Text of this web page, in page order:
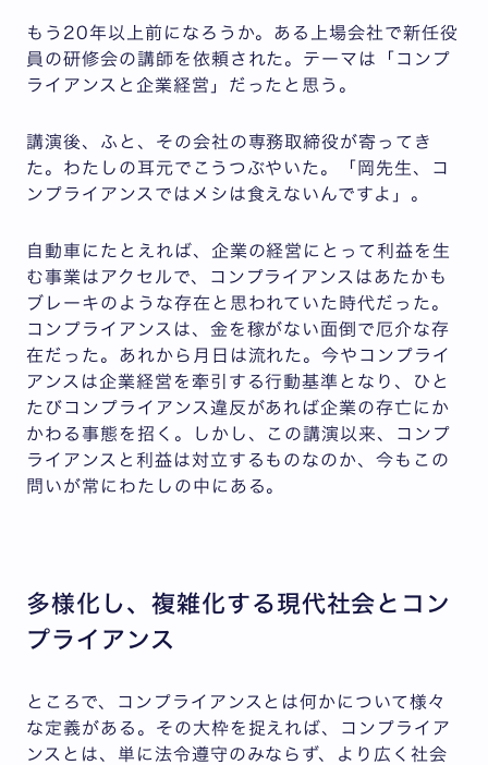
もう20年以上前になろうか。ある上場会社で新任役
員の研修会の講師を依頼された。テーマは「コンプ
ライアンスと企業経営」だったと思う。
講演後、ふと、その会社の専務取締役が寄ってき
た。わたしの耳元でこうつぶやいた。「岡先生、コ
ンプライアンスではメシは食えないんですよ」。
自動車にたとえれば、企業の経営にとって利益を生
む事業はアクセルで、コンプライアンスはあたかも
ブレーキのような存在と思われていた時代だった。
コンプライアンスは、金を稼がない面倒で厄介な存
在だった。あれから月日は流れた。今やコンプライ
アンスは企業経営を牽引する行動基準となり、ひと
たびコンプライアンス違反があれば企業の存亡にか
かわる事態を招く。しかし、この講演以来、コンプ
ライアンスと利益は対立するものなのか、今もこの
問いが常にわたしの中にある。
多様化し、複雑化する現代社会とコン
プライアンス
ところで、コンプライアンスとは何かについて様々
な定義がある。その大枠を捉えれば、コンプライア
ンスとは、単に法令遵守のみならず、より広く社会